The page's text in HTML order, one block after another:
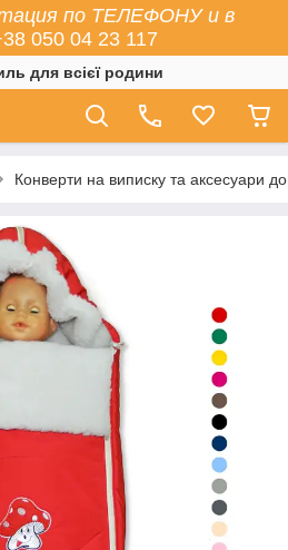
по ТЕЛЕФОНУ и в
050 04 23 117
для всієї родини
Конверти на виписку та аксесуари